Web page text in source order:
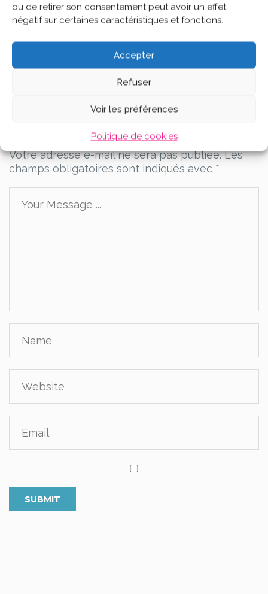
ou de retirer son consentement peut avoir un effet
négatif sur certaines caractéristiques et fonctions.
Accepter
Refuser
Voir les préférences
Politique de cookies
blog,image,standart
Votre adresse e-mail ne sera pas publiée. Les
champs obligatoires sont indiqués avec *